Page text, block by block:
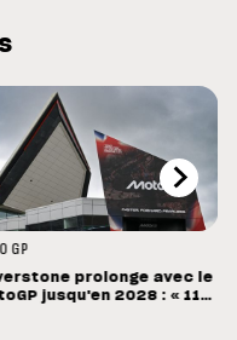
GP
prolonge avec le
jusqu'en 2028 : « 11